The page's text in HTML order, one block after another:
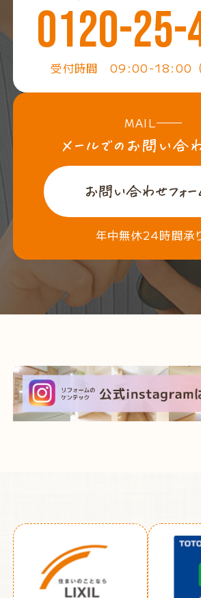
0120-25-
受付時間 09:00-18:00（
MAIL
年中無休24時間承